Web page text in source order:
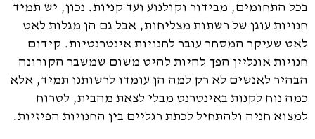
בכל התחומים, מבידור וקולנוע ועד קניות. נכון, יש תמיד
חנויות עוגן של רשתות מצליחות, אבל גם הן מגלות לאט
לאט שעיקר המסחר עובר לחנויות אינטרנטיות. קידום
חנויות אונליין הפך להיות להיט משום שמשבר הקורונה
הבהיר לאנשים לא רק למה הן עומדו לרשותנו תמיד, אלא
כמה נוח לקנות באינטרנט מבלי לצאת מהבית, לטרוח
למצוא חניה ולהתחיל לכתת רגליים בין החנויות הפיזיות.